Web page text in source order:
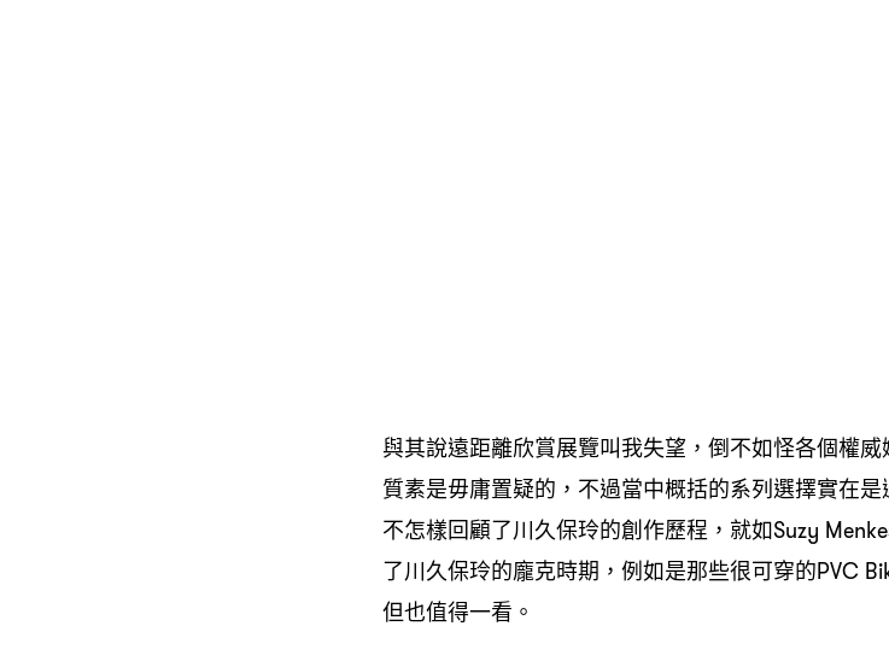
與其說遠距離欣賞展覽叫我失望，倒不如怪各個權
質素是毋庸置疑的，不過當中概括的系列選擇實在
不怎樣回顧了川久保玲的創作歷程，就如Suzy
了川久保玲的龐克時期，例如是那些很可穿的PVC
但也值得一看。